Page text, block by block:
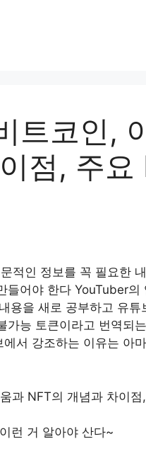
트코인,
점, 주
적인 정보를 꼭 필요한
들어야 한다 YouTuber
용을 새로 공부하고 유
가능 토큰이라고 번역
서 강조하는 이유는 아
런 거 알아야 산다~